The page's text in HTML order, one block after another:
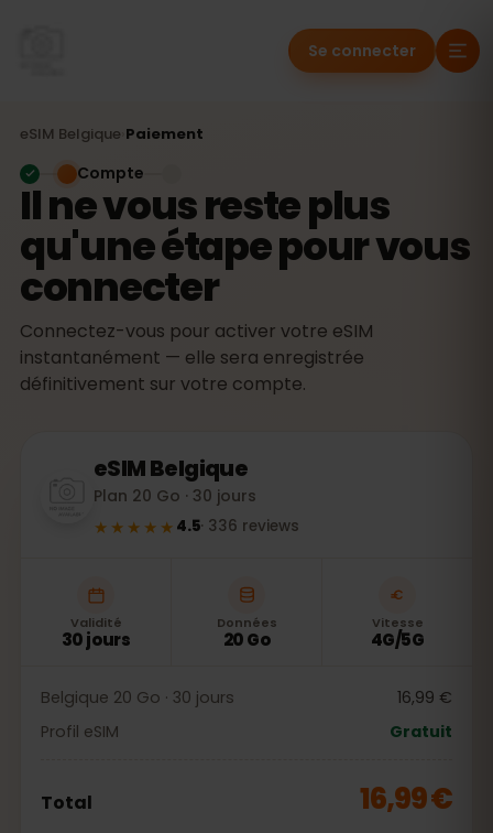
Se connecter
eSIM Belgique Paiement
Il ne vous reste plus
qu'une étape pour vous
connecter
Connectez-vous pour activer votre eSIM
instantanément — elle sera enregistrée
définitivement sur votre compte.
Compte
eSIMBelgique
Plan 20 Go · 30 jours
★★★★★ 4.5· 336 reviews
Validité
30 jours
Données
20 Go
Vitesse
4G/5G
Belgique 20 Go · 30 jours
16,99 €
Profil eSIM
Gratuit
Total 16,99 €